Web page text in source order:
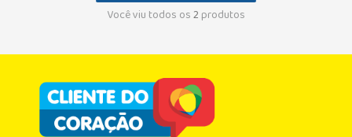
Você viu todos os2produtos